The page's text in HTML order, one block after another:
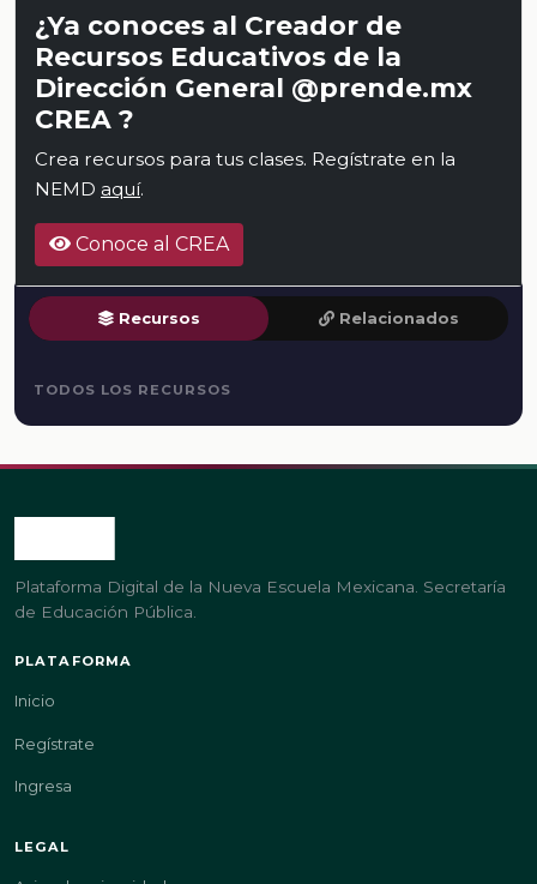
¿Ya conoces al Creador de
Recursos Educativos de la
Dirección General @prende.mx
CREA ?
Crea recursos para tus clases. Regístrate en la
NEMD aquí.
Conoce al CREA
Recursos Relacionados
TODOS LOS RECURSOS
Plataforma Digital de la Nueva Escuela Mexicana. Secretaría
de Educación Pública.
PLATAFORMA
Inicio
Regístrate
Ingresa
LEGAL